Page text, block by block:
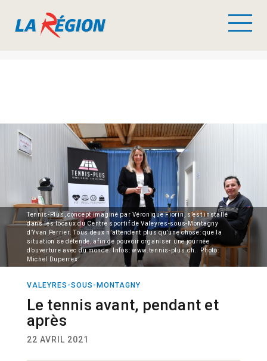
Tennis-Plus, concept imaginé par Véronique Fiorin, s’est installé
dans les locaux du Centre sportif de Valeyres-sous-Montagny
d’Yvan Perrier. Tous deux n’attendent plus qu’une chose: que la
situation se détende, afin de pouvoir organiser une journée
d’ouverture avec du monde. Infos: www.tennis-plus.ch. Photo:
Michel Duperrex
VALEYRES-SOUS-MONTAGNY
Le tennis avant, pendant et
après
22 AVRIL 2021